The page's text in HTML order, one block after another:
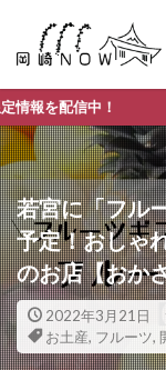
若宮に「フル
予定！おしゃ
のお店【おか
2022年3月21日
お土産, フルーツ,